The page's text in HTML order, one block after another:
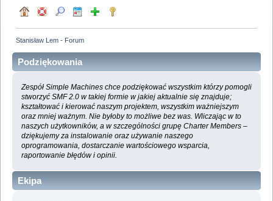
Stanisław Lem - Forum
Podziękowania
Zespół Simple Machines chce podziękować wszystkim którzy pomogli
stworzyć SMF 2.0 w takiej formie w jakiej aktualnie się znajduje;
kształtować i kierować naszym projektem, wszystkim ważniejszym
oraz mniej ważnym. Nie byłoby to możliwe bez was. Wliczając w to
naszych użytkowników, a w szczególności grupę Charter Members –
dziękujemy za instalowanie oraz używanie naszego
oprogramowania, dostarczanie wartościowego wsparcia,
raportowanie błędów i opinii.
Ekipa